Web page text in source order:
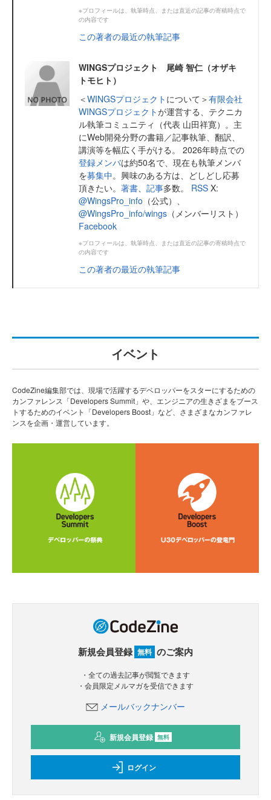
※プロフィールは、執筆時点、または直近の記事の寄稿時点で
の内容です
この著者の最近の執筆記事
WINGSプロジェクト 尾崎 智仁（オザキ
トモヒト）
＜WINGSプロジェクト について＞有限会社
WINGSプロジェクトが運営する、テクニカ
ル執筆コミュニティ（代表 山田祥寛）。主
にWeb開発分野の書籍／記事執筆、翻訳、
講演等を幅広く手がける。 2026年時点での
登録メンバは約50名で、現在も執筆メンバ
を募集中。興味のある方は、どしどし応募
頂きたい。 著書 記事多数。 RSS X:
@WingsPro_info （公式）、
@WingsPro_info/wings （メンバーリスト）
Facebook
※プロフィールは、執筆時点、または直近の記事の寄稿時点で
の内容です
この著者の最近の執筆記事
イベント
CodeZine編集部では、現場で活躍するデベロッパーをスターにするための
カンファレンス「Developers Summit」や、エンジニアの生きざまをブース
トするためのイベント「Developers Boost」など、さまざまなカンファレ
ンスを企画・運営しています。
新規会員登録 無料 のご案内
・全ての過去記事が閲覧できます
・会員限定メルマガを受信できます
メールバックナンバー
新規会員登録 無料
ログイン